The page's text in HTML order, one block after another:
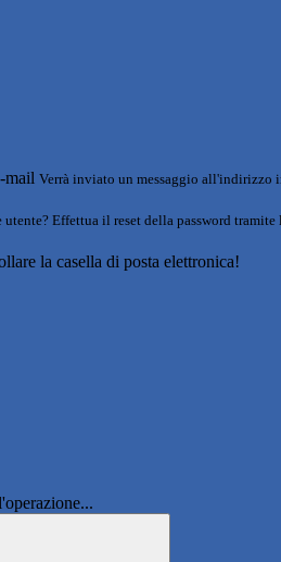
mail Verrà inviato un messaggio all'indirizzo
Effettua il reset della password tramite
la casella di posta elettronica!